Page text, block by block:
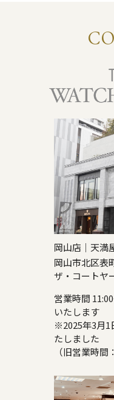
岡山店｜天満
岡山市北区表
ザ・コートヤ
営業時間
いたします
※2025年3月1
たしました
（旧営業時間